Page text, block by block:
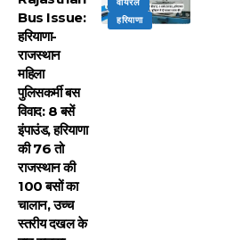
हरियाणा
Bus Issue:
हरियाणा-
राजस्थान
महिला
पुलिसकर्मी बस
विवाद: 8 बसें
इंपाउंड, हरियाणा
की 76 तो
राजस्थान की
100 बसों का
चालान, उच्च
स्तरीय दखल के